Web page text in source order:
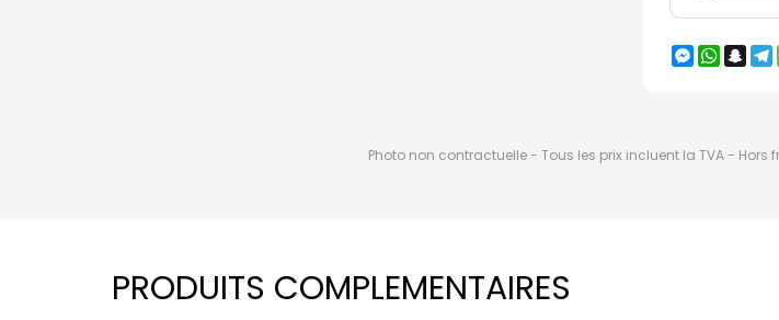
Messenger
Photo non contractuelle - Tous les prix incluent la TVA -
PRODUITS COMPLEMENTAIRES